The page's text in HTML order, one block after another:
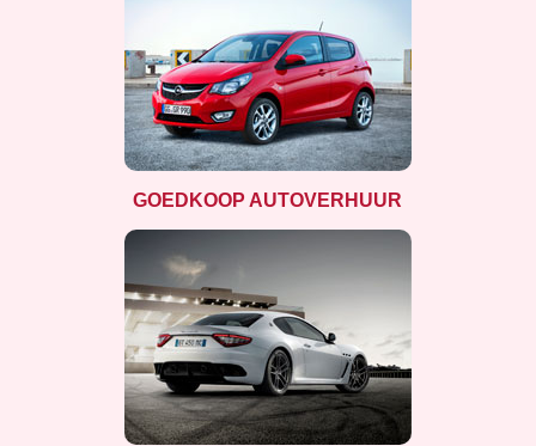
GOEDKOOP AUTOVERHUUR